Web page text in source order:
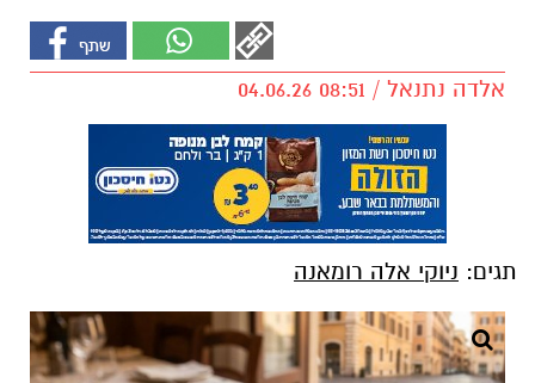
אלדה נתנאל / 08:51 04.06.26
תגים: ניוקי אלה רומאנה